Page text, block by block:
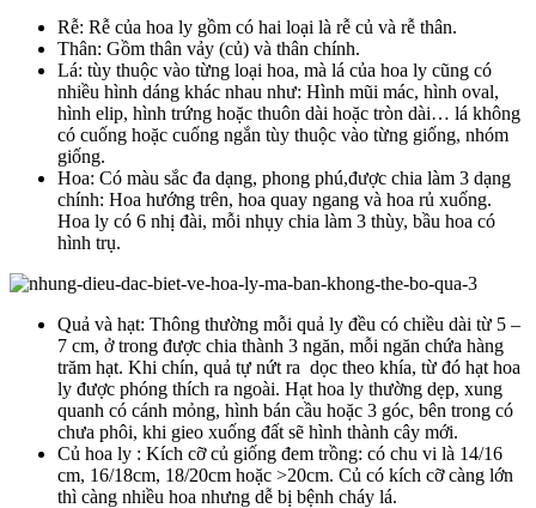
Rễ: Rễ của hoa ly gồm có hai loại là rễ củ và rễ thân.
Thân: Gồm thân vảy (củ) và thân chính.
Lá: tùy thuộc vào từng loại hoa, mà lá của hoa ly cũng có
nhiều hình dáng khác nhau như: Hình mũi mác, hình oval,
hình elip, hình trứng hoặc thuôn dài hoặc tròn dài… lá không
có cuống hoặc cuống ngắn tùy thuộc vào từng giống, nhóm
giống.
Hoa: Có màu sắc đa dạng, phong phú,được chia làm 3 dạng
chính: Hoa hướng trên, hoa quay ngang và hoa rủ xuống.
Hoa ly có 6 nhị đài, mỗi nhụy chia làm 3 thùy, bầu hoa có
hình trụ.
Quả và hạt: Thông thường mỗi quả ly đều có chiều dài từ 5 –
7 cm, ở trong được chia thành 3 ngăn, mỗi ngăn chứa hàng
trăm hạt. Khi chín, quả tự nứt ra dọc theo khía, từ đó hạt hoa
ly được phóng thích ra ngoài. Hạt hoa ly thường dẹp, xung
quanh có cánh mỏng, hình bán cầu hoặc 3 góc, bên trong có
chưa phôi, khi gieo xuống đất sẽ hình thành cây mới.
Củ hoa ly : Kích cỡ củ giống đem trồng: có chu vi là 14/16
cm, 16/18cm, 18/20cm hoặc >20cm. Củ có kích cỡ càng lớn
thì càng nhiều hoa nhưng dễ bị bệnh cháy lá.